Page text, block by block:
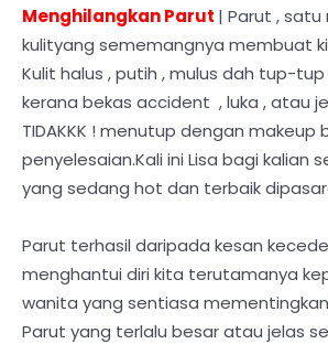
Menghilangkan Parut | Parut , satu
kulityang sememangnya membuat
Kulit halus , putih , mulus dah tup-
kerana bekas accident , luka , atau
TIDAKKK ! menutup dengan makeup
penyelesaian.Kali ini Lisa bagi kalian
yang sedang hot dan terbaik
Parut terhasil daripada kesan
menghantui diri kita terutamanya
wanita yang sentiasa
Parut yang terlalu besar atau jelas